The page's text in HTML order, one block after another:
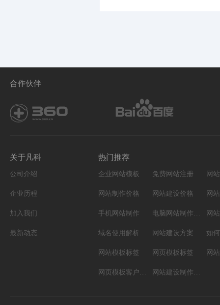
合作伙伴
关于凡科
公司介绍
企业历程
加入我们
最新动态
热门推荐
企业网站模板 免费网站注册 网
网站制作价格 网站建设价格 网
手机网站制作 电脑网站制作设计 网
域名使用解析 网站建设方案 如
网站模板标签 网页模板标签
网页模板客户案例 网站建设制作知识